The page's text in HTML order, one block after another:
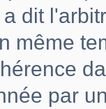
dit
même
par